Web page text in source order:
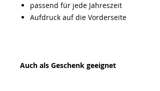
passend für jede Jahreszeit
Aufdruck auf die Vorderseite
Auch als Geschenk geeignet